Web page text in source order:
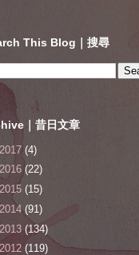
This Blog｜搜尋
｜昔日文章
2017 (4)
2016 (22)
2015 (15)
2014(91)
2013 (134)
2012 (119)